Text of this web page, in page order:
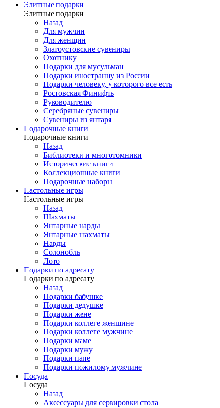
Элитные подарки
Элитные подарки
Назад
Для мужчин
Для женщин
Златоустовские сувениры
Охотнику
Подарки для мусульман
Подарки иностранцу из России
Подарки человеку, у которого всё есть
Ростовская Финифть
Руководителю
Серебряные сувениры
Сувениры из янтаря
Подарочные книги
Подарочные книги
Назад
Библиотеки и многотомники
Исторические книги
Коллекционные книги
Подарочные наборы
Настольные игры
Настольные игры
Назад
Шахматы
Янтарные нарды
Янтарные шахматы
Нарды
Солонобль
Лото
Подарки по адресату
Подарки по адресату
Назад
Подарки бабушке
Подарки дедушке
Подарки жене
Подарки коллеге женщине
Подарки коллеге мужчине
Подарки маме
Подарки мужу
Подарки папе
Подарки пожилому мужчине
Посуда
Посуда
Назад
Аксессуары для сервировки стола